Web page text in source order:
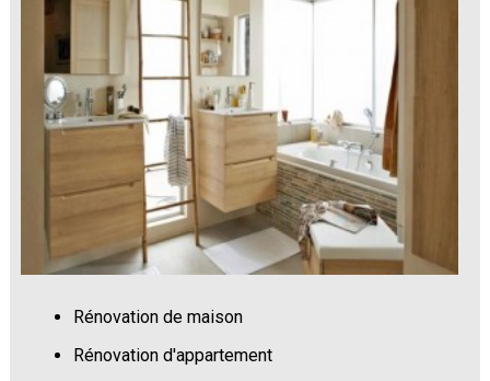
Rénovation de maison
Rénovation d'appartement